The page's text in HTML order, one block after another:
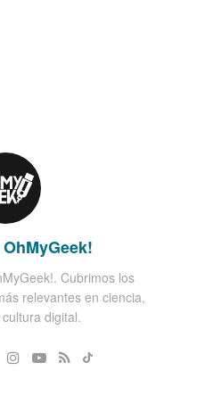
Cubrimos los
relevantes en ciencia,
digital.